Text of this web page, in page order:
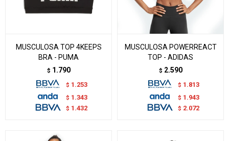
MUSCULOSA TOP 4KEEPS
BRA - PUMA
$ 1.790
$ 1.253
$ 1.343
$ 1.432
MUSCULOSA POWERREACT
TOP - ADIDAS
$ 2.590
$ 1.813
$ 1.943
$ 2.072